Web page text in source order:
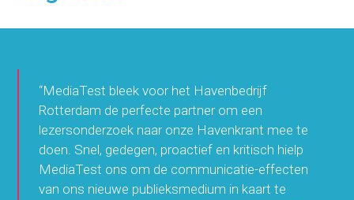
“MediaTest bleek voor het Havenbedrijf
Rotterdam de perfecte partner om een
lezersonderzoek naar onze Havenkrant mee te
doen. Snel, gedegen, proactief en kritisch hielp
MediaTest ons om de communicatie-effecten
van ons nieuwe publieksmedium in kaart te